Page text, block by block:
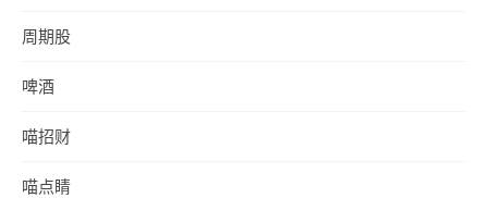
周期股
啤酒
喵招财
喵点睛